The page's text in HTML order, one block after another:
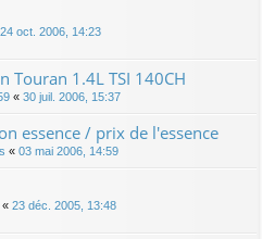
24 oct. 2006, 14:23
Touran 1.4L TSI 140CH
« 30 juil. 2006, 15:37
essence / prix de l'essence
« 03 mai 2006, 14:59
« 23 déc. 2005, 13:48